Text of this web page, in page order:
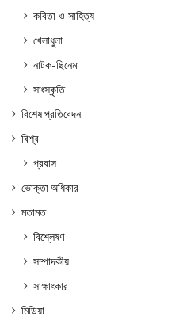
কবিতা ও সাহিত্য
খেলাধুলা
নাটক-ছিনেমা
সাংস্কৃতি
বিশেষ প্রতিবেদন
বিশ্ব
প্রবাস
ভোক্তা অধিকার
মতামত
বিশ্লেষণ
সম্পাদকীয়
সাক্ষাৎকার
মিডিয়া